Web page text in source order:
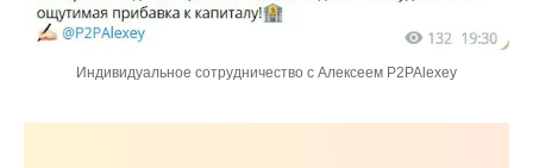
Индивидуальное сотрудничество с Алексеем P2PAlexey